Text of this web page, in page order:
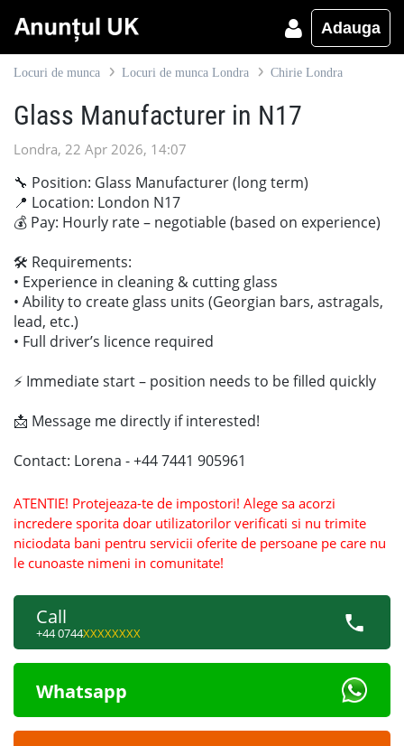
Adauga
Locuri de munca Locuri de munca Londra Chirie Londra
Glass Manufacturer in N17
Londra, 22 Apr 2026, 14:07
🔧 Position: Glass Manufacturer (long term)
📍 Location: London N17
💰 Pay: Hourly rate – negotiable (based on experience)
🛠 Requirements:
• Experience in cleaning & cutting glass
• Ability to create glass units (Georgian bars, astragals,
lead, etc.)
• Full driver’s licence required
⚡ Immediate start – position needs to be filled quickly
📩 Message me directly if interested!
Contact: Lorena - +44 7441 905961
ATENTIE! Protejeaza-te de impostori! Alege sa acorzi
incredere sporita doar utilizatorilor verificati si nu trimite
niciodata bani pentru servicii oferite de persoane pe care nu
le cunoaste nimeni in comunitate!
Call
+44 0744XXXXXXXX
Whatsapp